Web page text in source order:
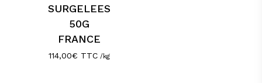
SURGELEES
50G
FRANCE
114,00€ TTC /kg